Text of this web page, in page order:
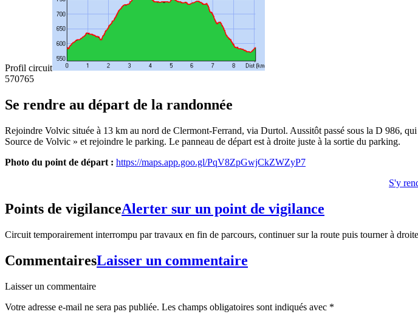
Profil circuit
570765
Se rendre au départ de la randonnée
Rejoindre Volvic située à 13 km au nord de Clermont-Ferrand, via Durtol. Aussitôt passé sous la D 986,
Source de Volvic » et rejoindre le parking. Le panneau de départ est à droite juste à la sortie du parking.
Photo du point de départ : https://maps.app.goo.gl/PqV8ZpGwjCkZWZyP7
S'y
Points de vigilanceAlerter sur un point de vigilance
Circuit temporairement interrompu par travaux en fin de parcours, continuer sur la route puis tourner à
CommentairesLaisser un commentaire
Laisser un commentaire
Votre adresse e-mail ne sera pas publiée. Les champs obligatoires sont indiqués avec *